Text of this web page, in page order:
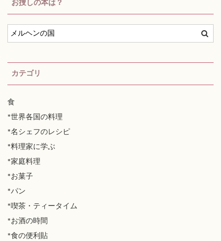
お捜しの本は？
カテゴリ
食
*世界各国の料理
*名シェフのレシピ
*料理家に学ぶ
*家庭料理
*お菓子
*パン
*喫茶・ティータイム
*お酒の時間
*食の便利貼